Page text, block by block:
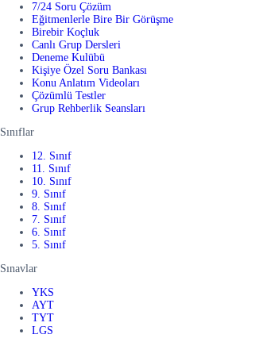
7/24 Soru Çözüm
Eğitmenlerle Bire Bir Görüşme
Birebir Koçluk
Canlı Grup Dersleri
Deneme Kulübü
Kişiye Özel Soru Bankası
Konu Anlatım Videoları
Çözümlü Testler
Grup Rehberlik Seansları
Sınıflar
12. Sınıf
11. Sınıf
10. Sınıf
9. Sınıf
8. Sınıf
7. Sınıf
6. Sınıf
5. Sınıf
Sınavlar
YKS
AYT
TYT
LGS